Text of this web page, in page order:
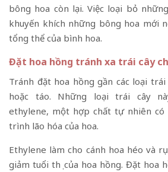
bông hoa còn lại. Việc loại bỏ
khuyến khích những bông hoa mới
tổng thể của bình hoa.
Đặt hoa hồng tránh xa trái cây
Tránh đặt hoa hồng gần các loại
hoặc táo. Những loại trái cây
ethylene, một hợp chất tự nhiên có
trình lão hóa của hoa.
Ethylene làm cho cánh hoa héo và
giảm tuổi thọ của hoa hồng. Đặt hoa